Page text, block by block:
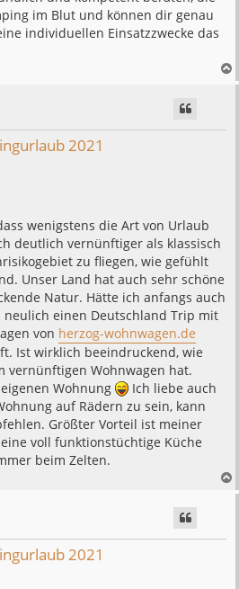
im Blut und können dir genau
individuellen Einsatzzwecke das
2021
wenigstens die Art von Urlaub
deutlich vernünftiger als klassisch
zu fliegen, wie gefühlt
Unser Land hat auch sehr schöne
Natur. Hätte ich anfangs auch
einen Deutschland Trip mit
von herzog-wohnwagen.de
Ist wirklich beeindruckend, wie
vernünftigen Wohnwagen hat.
Wohnung
Ich liebe auch
auf Rädern zu sein, kann
Größter Vorteil ist meiner
voll funktionstüchtige Küche
beim Zelten.
2021